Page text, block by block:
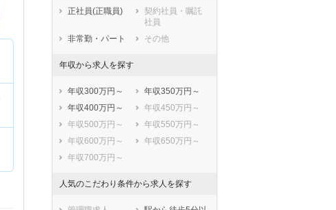
正社員(正職員)
契約社員・嘱託
社員
非常勤・パート
その他
年収から求人を探す
年収300万円～
年収350万円～
年収400万円～
年収450万円～
年収500万円～
年収550万円～
年収600万円～
年収650万円～
年収700万円～
人気のこだわり条件から求人を探す